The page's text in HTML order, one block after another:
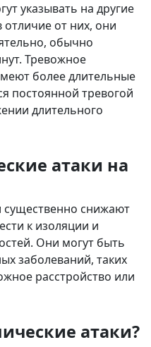
указывать на другие
от них, они
обычно
Тревожное
более длительные
постоянной тревогой
длительного
атаки на
существенно снижают
к изоляции и
Они могут быть
заболеваний, таких
расстройство или
атаки?